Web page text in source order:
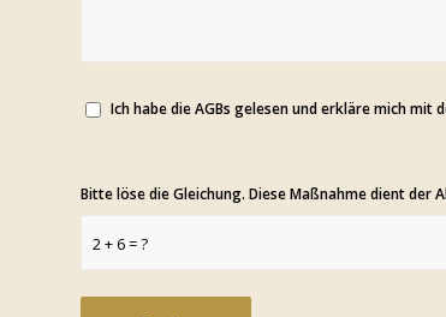
Ich habe die AGBs gelesen und erkläre mich mit
2 + 6 = ?
Bitte löse die Gleichung. Diese Maßnahme dient der